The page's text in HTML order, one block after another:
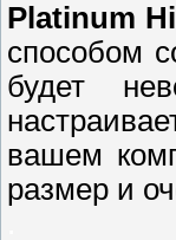
Platinum
способом
будет
вашем
размер и